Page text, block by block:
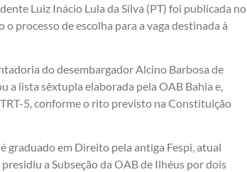
Luiz Inácio Lula da Silva (PT) foi publicada no
processo de escolha para a vaga destinada à
do desembargador Alcino Barbosa de
a lista sêxtupla elaborada pela OAB Bahia e,
5, conforme o rito previsto na Constituição
graduado em Direito pela antiga Fespi, atual
a Subseção da OAB de Ilhéus por dois